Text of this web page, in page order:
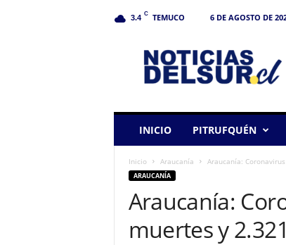
3.4 C TEMUCO 6 DE AGOSTO DE
INICIO PITRUFQUÉN
Inicio Araucanía Araucanía:
ARAUCANÍA
Araucanía:
muertes y